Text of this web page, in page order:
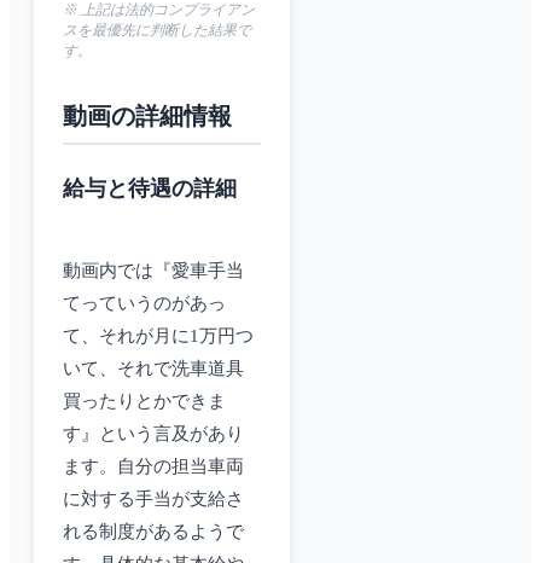
※ 上記は法的コンプライアン
スを最優先に判断した結果で
す。
動画の詳細情報
給与と待遇の詳細
動画内では『愛車手当
てっていうのがあっ
て、それが月に1万円つ
いて、それで洗車道具
買ったりとかできま
す』という言及があり
ます。自分の担当車両
に対する手当が支給さ
れる制度があるようで